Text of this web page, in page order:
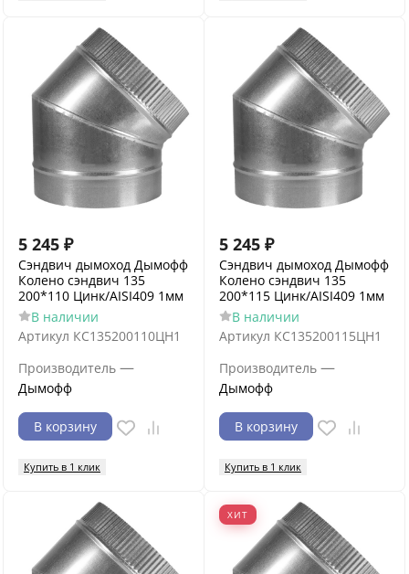
5 245 ₽
Сэндвич дымоход Дымофф
Колено сэндвич 135
200*110 Цинк/AISI409 1мм
В наличии
Артикул КС135200110ЦН1
Производитель —
Дымофф
В корзину
Купить в 1 клик
5 245 ₽
Сэндвич дымоход Дымофф
Колено сэндвич 135
200*115 Цинк/AISI409 1мм
В наличии
Артикул КС135200115ЦН1
Производитель —
Дымофф
В корзину
Купить в 1 клик
ХИТ